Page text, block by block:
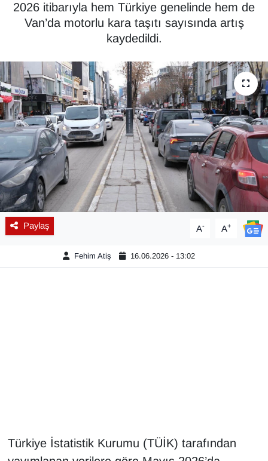
2026 itibarıyla hem Türkiye genelinde hem de
Van’da motorlu kara taşıtı sayısında artış
kaydedildi.
Paylaş A- A+
Fehim Atiş 16.06.2026 - 13:02
Türkiye İstatistik Kurumu (TÜİK) tarafından
Deprem
Dernekler, Odalar
Diğer
DÜNYA
EĞİTİM
EKONOMİ
Eleman
Emlak
En çok konuşulanlar
İngilizce
Son Dakika Haberleri